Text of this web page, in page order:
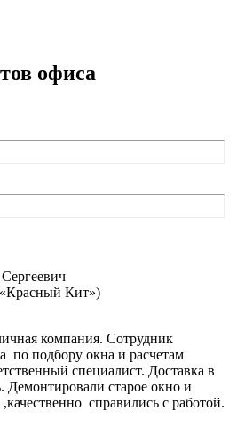
офиса
Кит»)
компания. Сотрудник
по подбору окна и расчетам
специалист. Доставка в
Демонтировали старое окно и
справились с работой.